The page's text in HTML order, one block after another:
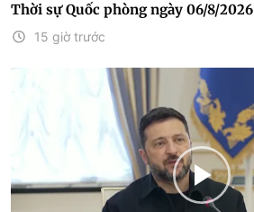
Thời sự Quốc phòng ngày 06/8/2026
15 giờ trước